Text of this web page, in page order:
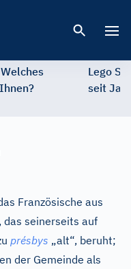
Lego
seit
Französische aus
seinerseits auf
présbys „alt“, beruht;
der Gemeinde als